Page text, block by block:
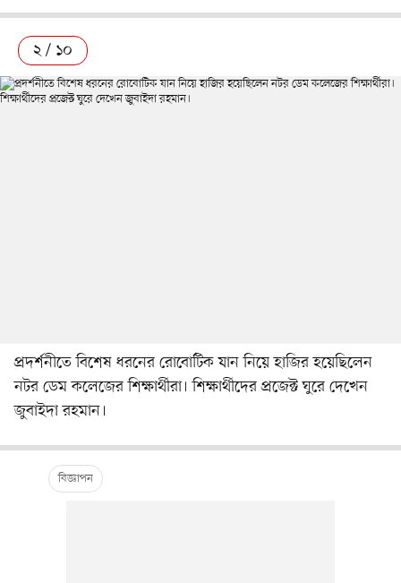
২ / ১০
প্রদর্শনীতে বিশেষ ধরনের রোবোটিক যান নিয়ে হাজির হয়েছিলেন
নটর ডেম কলেজের শিক্ষার্থীরা। শিক্ষার্থীদের প্রজেক্ট ঘুরে দেখেন
জুবাইদা রহমান।